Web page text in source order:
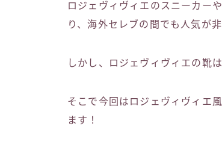
ロジェヴィヴィエのスニーカー
り、海外セレブの間でも人気が
しかし、ロジェヴィヴィエの靴
そこで今回はロジェヴィヴィエ
ます！